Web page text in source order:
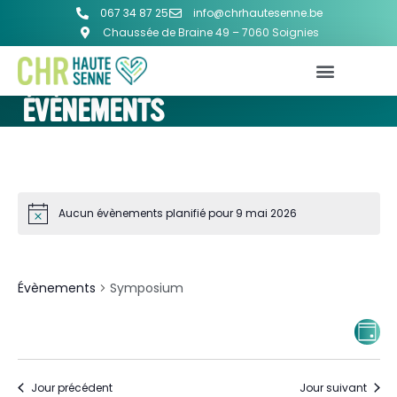
067 34 87 25
info@chrhautesenne.be
Chaussée de Braine 49 – 7060 Soignies
ÉVÈNEMENTS
Aucun évènements planifié pour 9 mai 2026
Évènements Symposium
de
JOUR
Jour précédent Jour suivant